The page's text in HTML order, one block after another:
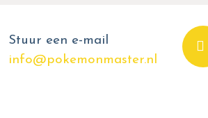
Stuur een e-mail
info@pokemonmaster.nl